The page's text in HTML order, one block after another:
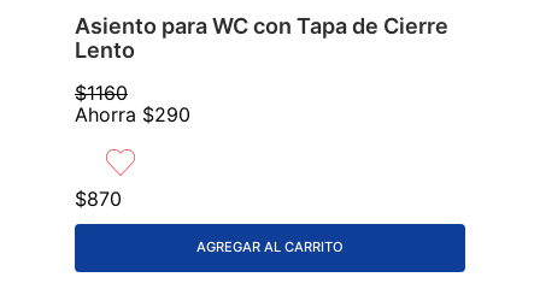
Asiento para WC con Tapa de Cierre
Lento
$1160
Ahorra $290
$870
AGREGAR AL CARRITO